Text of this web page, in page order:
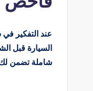
عند التفكير
السيارة قبل
شاملة تضمن